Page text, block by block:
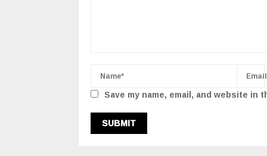
Save my name, email, and website